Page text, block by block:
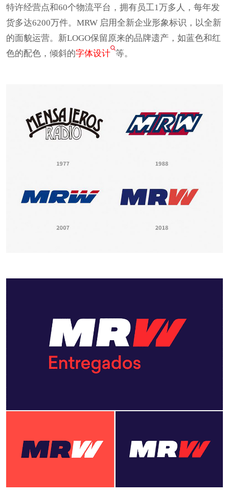
特许经营点和60个物流平台，拥有员工1万多人，每年发
货多达6200万件。MRW 启用全新企业形象标识，以全新
的面貌运营。新LOGO保留原来的品牌遗产，如蓝色和红
色的配色，倾斜的字体设计 等。